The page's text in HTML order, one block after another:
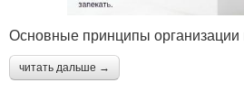
Основные принципы организации
читать дальше →